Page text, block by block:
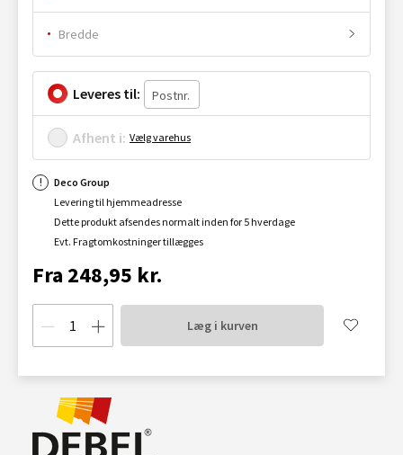
Bredde
Leveres til:
Afhent i: Vælg varehus
Deco Group
Levering til hjemmeadresse
Dette produkt afsendes normalt inden for 5 hverdage
Evt. Fragtomkostninger tillægges
Fra 248,95 kr.
Læg i kurven